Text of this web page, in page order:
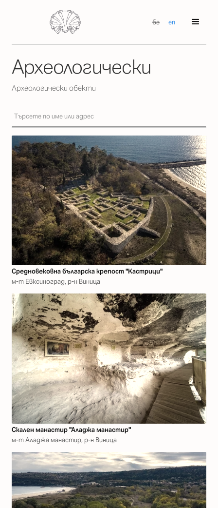
бг en
Археологически
Археологически обекти
Средновековна българска крепост "Кастрици"
м-т Евксиноград, р-н Виница
Скален манастир "Аладжа манастир"
м-т Аладжа манастир, р-н Виница